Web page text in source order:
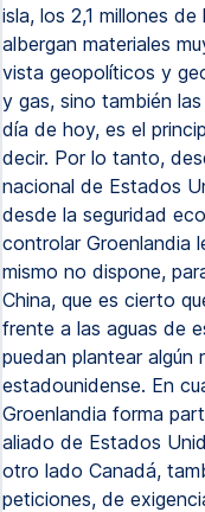
isla, los 2,1 millones
albergan materiales
vista geopolíticos y
y gas, sino también
día de hoy, es el
decir. Por lo tanto,
nacional de Estados
desde la seguridad
controlar Groenlandia
mismo no dispone,
China, que es cierto
frente a las aguas de
puedan plantear algún
estadounidense. En
Groenlandia forma
aliado de Estados
otro lado Canadá,
peticiones, de